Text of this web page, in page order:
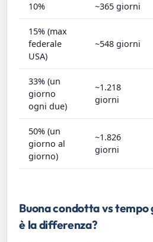
10% ~365 giorni
15% (max
federale
USA)
~548 giorni
33% (un
giorno
ogni due)
~1.218
giorni
50% (un
giorno al
giorno)
~1.826
giorni
Buona condotta vs tempo
è la differenza?